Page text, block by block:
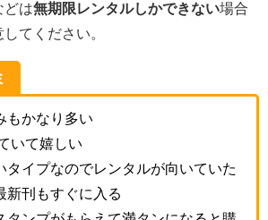
どは無期限レンタルしかできない場合
てください。
もかなり多い
いて嬉しい
タイプなのでレンタルが向いていた
新刊もすぐに入る